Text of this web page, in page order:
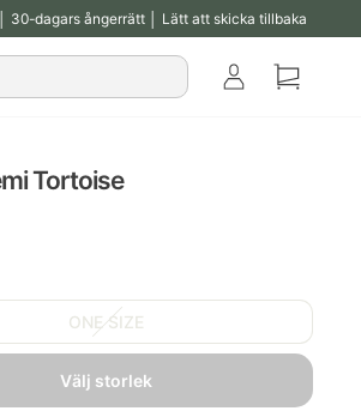
30-dagars ångerrätt │ Lätt att skicka tillbaka
Klub
Tortoise
ONE SIZE
välj storlek